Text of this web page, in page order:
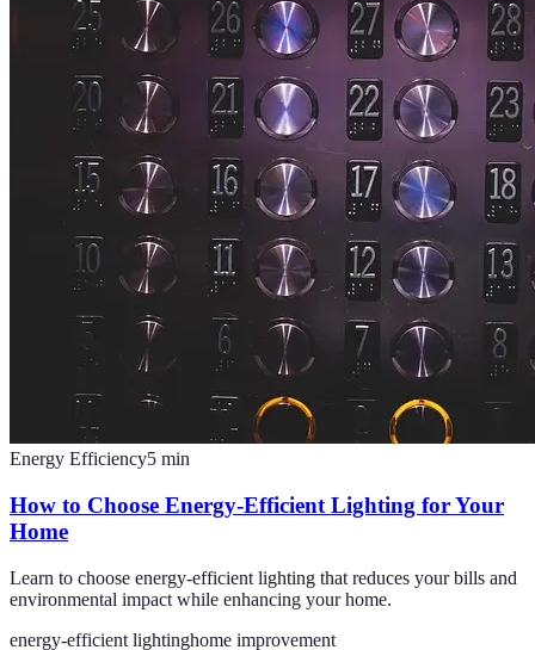
Energy Efficiency5 min
How to Choose Energy-Efficient Lighting for Your
Home
Learn to choose energy-efficient lighting that reduces your bills and
environmental impact while enhancing your home.
energy-efficient lightinghome improvement